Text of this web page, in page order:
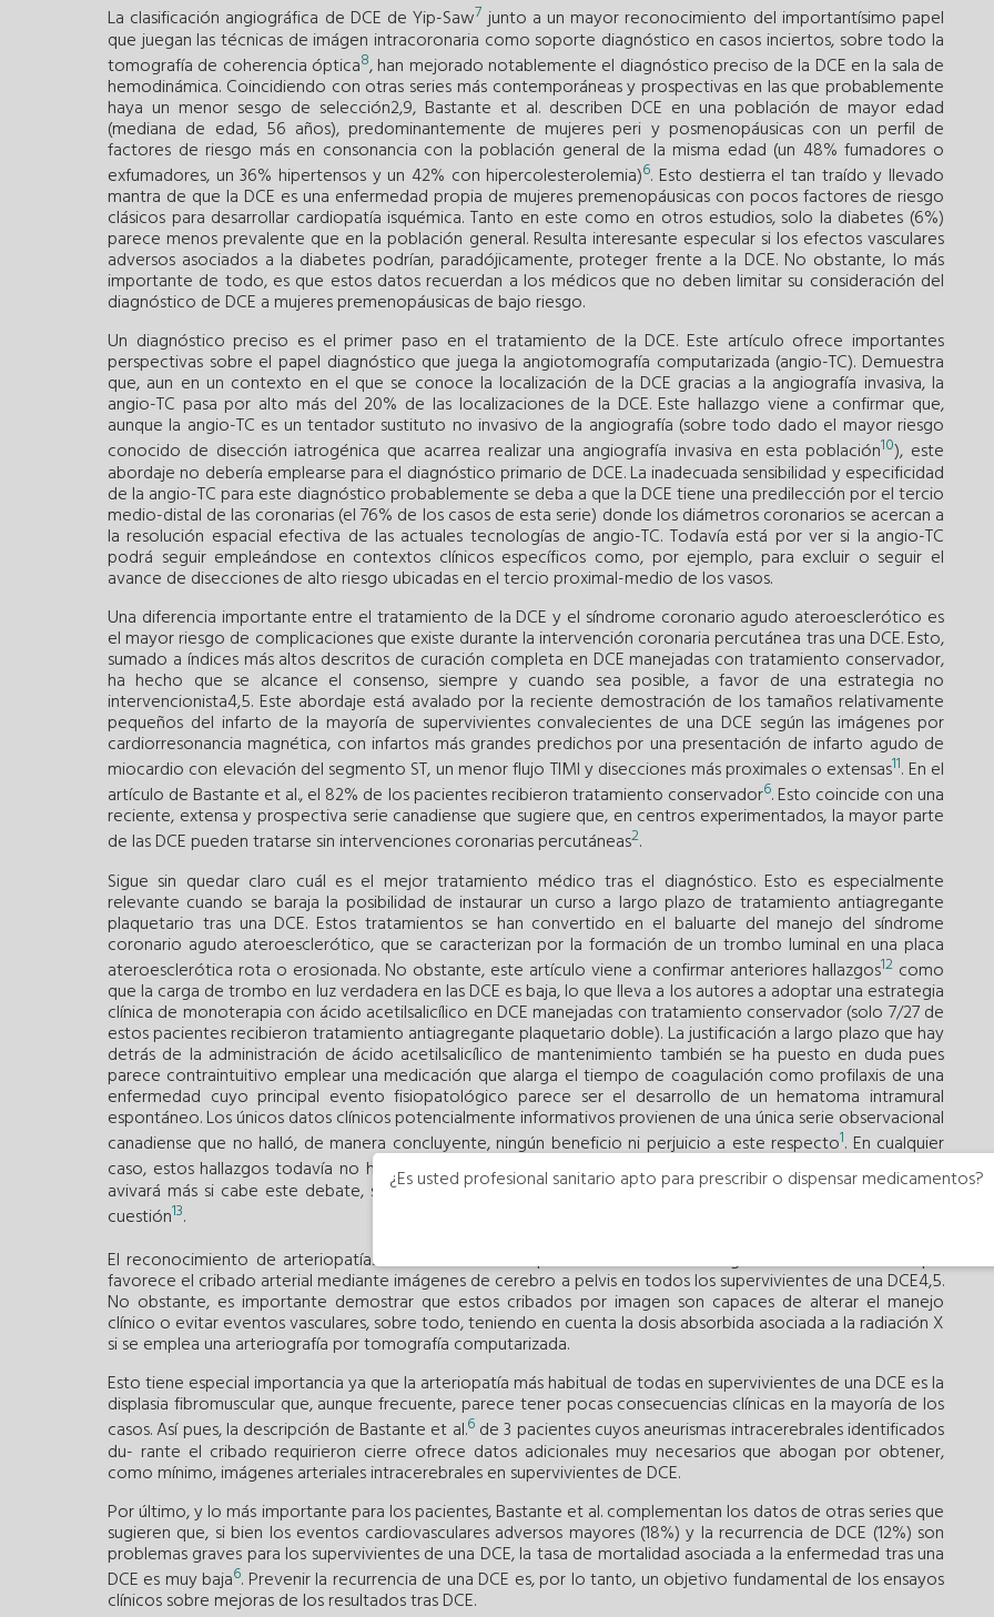
La clasificación angiográfica de DCE de Yip-Saw7 junto a un mayor reconocimiento del importantísimo papel
que juegan las técnicas de imágen intracoronaria como soporte diagnóstico en casos inciertos, sobre todo la
tomografía de coherencia óptica8, han mejorado notablemente el diagnóstico preciso de la DCE en la sala de
hemodinámica. Coincidiendo con otras series más contemporáneas y prospectivas en las que probablemente
haya un menor sesgo de selección2,9, Bastante et al. describen DCE en una población de mayor edad
(mediana de edad, 56 años), predominantemente de mujeres peri y posmenopáusicas con un perfil de
factores de riesgo más en consonancia con la población general de la misma edad (un 48% fumadores o
exfumadores, un 36% hipertensos y un 42% con hipercolesterolemia)6. Esto destierra el tan traído y llevado
mantra de que la DCE es una enfermedad propia de mujeres premenopáusicas con pocos factores de riesgo
clásicos para desarrollar cardiopatía isquémica. Tanto en este como en otros estudios, solo la diabetes (6%)
parece menos prevalente que en la población general. Resulta interesante especular si los efectos vasculares
adversos asociados a la diabetes podrían, paradójicamente, proteger frente a la DCE. No obstante, lo más
importante de todo, es que estos datos recuerdan a los médicos que no deben limitar su consideración del
diagnóstico de DCE a mujeres premenopáusicas de bajo riesgo.
Un diagnóstico preciso es el primer paso en el tratamiento de la DCE. Este artículo ofrece importantes
perspectivas sobre el papel diagnóstico que juega la angiotomografía computarizada (angio-TC). Demuestra
que, aun en un contexto en el que se conoce la localización de la DCE gracias a la angiografía invasiva, la
angio-TC pasa por alto más del 20% de las localizaciones de la DCE. Este hallazgo viene a confirmar que,
aunque la angio-TC es un tentador sustituto no invasivo de la angiografía (sobre todo dado el mayor riesgo
conocido de disección iatrogénica que acarrea realizar una angiografía invasiva en esta población10), este
abordaje no debería emplearse para el diagnóstico primario de DCE. La inadecuada sensibilidad y especificidad
de la angio-TC para este diagnóstico probablemente se deba a que la DCE tiene una predilección por el tercio
medio-distal de las coronarias (el 76% de los casos de esta serie) donde los diámetros coronarios se acercan a
la resolución espacial efectiva de las actuales tecnologías de angio-TC. Todavía está por ver si la angio-TC
podrá seguir empleándose en contextos clínicos específicos como, por ejemplo, para excluir o seguir el
avance de disecciones de alto riesgo ubicadas en el tercio proximal-medio de los vasos.
Una diferencia importante entre el tratamiento de la DCE y el síndrome coronario agudo ateroesclerótico es
el mayor riesgo de complicaciones que existe durante la intervención coronaria percutánea tras una DCE. Esto,
sumado a índices más altos descritos de curación completa en DCE manejadas con tratamiento conservador,
ha hecho que se alcance el consenso, siempre y cuando sea posible, a favor de una estrategia no
intervencionista4,5. Este abordaje está avalado por la reciente demostración de los tamaños relativamente
pequeños del infarto de la mayoría de supervivientes convalecientes de una DCE según las imágenes por
cardiorresonancia magnética, con infartos más grandes predichos por una presentación de infarto agudo de
miocardio con elevación del segmento ST, un menor flujo TIMI y disecciones más proximales o extensas11. En el
artículo de Bastante et al., el 82% de los pacientes recibieron tratamiento conservador6. Esto coincide con una
reciente, extensa y prospectiva serie canadiense que sugiere que, en centros experimentados, la mayor parte
de las DCE pueden tratarse sin intervenciones coronarias percutáneas2.
Sigue sin quedar claro cuál es el mejor tratamiento médico tras el diagnóstico. Esto es especialmente
relevante cuando se baraja la posibilidad de instaurar un curso a largo plazo de tratamiento antiagregante
plaquetario tras una DCE. Estos tratamientos se han convertido en el baluarte del manejo del síndrome
coronario agudo ateroesclerótico, que se caracterizan por la formación de un trombo luminal en una placa
ateroesclerótica rota o erosionada. No obstante, este artículo viene a confirmar anteriores hallazgos12 como
que la carga de trombo en luz verdadera en las DCE es baja, lo que lleva a los autores a adoptar una estrategia
clínica de monoterapia con ácido acetilsalicílico en DCE manejadas con tratamiento conservador (solo 7/27 de
estos pacientes recibieron tratamiento antiagregante plaquetario doble). La justificación a largo plazo que hay
detrás de la administración de ácido acetilsalicílico de mantenimiento también se ha puesto en duda pues
parece contraintuitivo emplear una medicación que alarga el tiempo de coagulación como profilaxis de una
enfermedad cuyo principal evento fisiopatológico parece ser el desarrollo de un hematoma intramural
espontáneo. Los únicos datos clínicos potencialmente informativos provienen de una única serie observacional
canadiense que no halló, de manera concluyente, ningún beneficio ni perjuicio a este respecto1. En cualquier
caso, estos hallazgos todavía no han sido validados por otras series y aunque el estudio de Bastante et al.
avivará más si cabe este debate, se necesitan urgentemente datos de un ensayo clínico para abordar esta
cuestión13.
El reconocimiento de arteriopatías extracoronarias en pacientes con DCE ha generado un consenso que
favorece el cribado arterial mediante imágenes de cerebro a pelvis en todos los supervivientes de una DCE4,5.
No obstante, es importante demostrar que estos cribados por imagen son capaces de alterar el manejo
clínico o evitar eventos vasculares, sobre todo, teniendo en cuenta la dosis absorbida asociada a la radiación X
si se emplea una arteriografía por tomografía computarizada.
Esto tiene especial importancia ya que la arteriopatía más habitual de todas en supervivientes de una DCE es la
displasia fibromuscular que, aunque frecuente, parece tener pocas consecuencias clínicas en la mayoría de los
casos. Así pues, la descripción de Bastante et al.6de 3 pacientes cuyos aneurismas intracerebrales identificados
du- rante el cribado requirieron cierre ofrece datos adicionales muy necesarios que abogan por obtener,
como mínimo, imágenes arteriales intracerebrales en supervivientes de DCE.
Por último, y lo más importante para los pacientes, Bastante et al. complementan los datos de otras series que
sugieren que, si bien los eventos cardiovasculares adversos mayores (18%) y la recurrencia de DCE (12%) son
problemas graves para los supervivientes de una DCE, la tasa de mortalidad asociada a la enfermedad tras una
DCE es muy baja6. Prevenir la recurrencia de una DCE es, por lo tanto, un objetivo fundamental de los ensayos
clínicos sobre mejoras de los resultados tras DCE.
¿Es usted profesional sanitario apto para prescribir o dispensar medicamentos?